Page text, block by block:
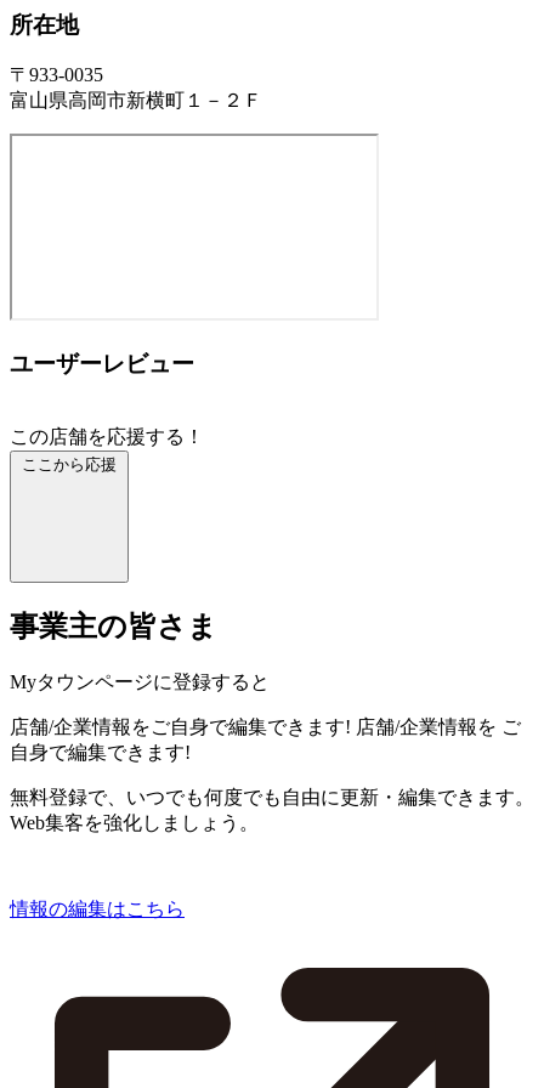
所在地
〒933-0035
富山県高岡市新横町１－２Ｆ
ユーザーレビュー
この店舗を応援する！
ここから応援
事業主の皆さま
Myタウンページに登録すると
店舗/企業情報をご自身で編集できます! 店舗/企業情報を ご
自身で編集できます!
無料登録で、いつでも何度でも自由に更新・編集できます。
Web集客を強化しましょう。
情報の編集はこちら